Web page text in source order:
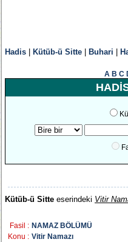
Hadis Kütüb-ü Sitte Buhari
A B C
Kütüb-ü Sitte eserindeki Vitir
Fasil : NAMAZ BÖLÜMÜ
Konu : Vitir Namazı